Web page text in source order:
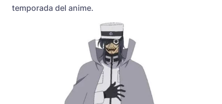
temporada del anime.